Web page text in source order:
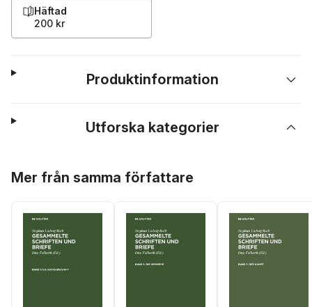
Häftad
200 kr
Produktinformation
Utforska kategorier
Mer från samma författare